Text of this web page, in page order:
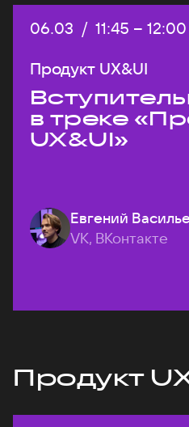
Дата:
06.03 / Начало:
11:45 – 12:00
Продукт UX&UI
в треке
UX&UI»
Евгений
VK, ВКонтакте
Продукт